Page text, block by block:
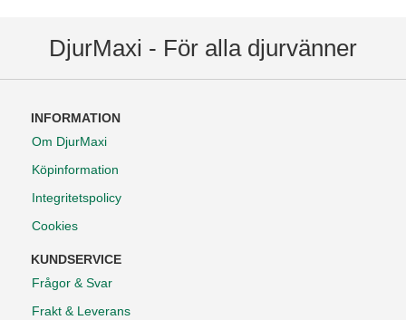
DjurMaxi - För alla djurvänner
INFORMATION
Om DjurMaxi
Köpinformation
Integritetspolicy
Cookies
KUNDSERVICE
Frågor & Svar
Frakt & Leverans